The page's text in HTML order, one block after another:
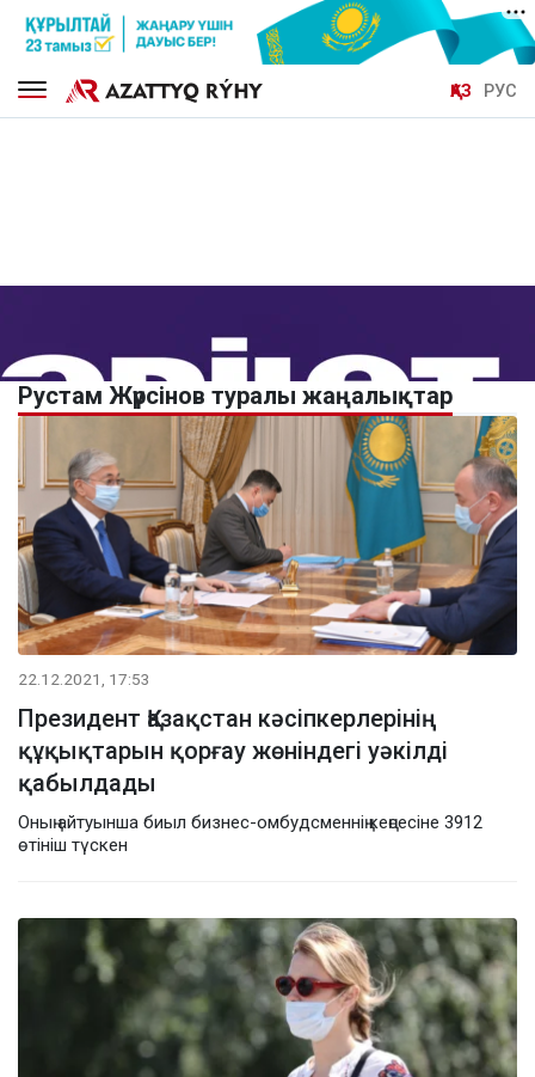
ҚАЗ РУС
Рустам Жүрсінов туралы жаңалықтар
22.12.2021, 17:53
Президент Қазақстан кәсіпкерлерінің
құқықтарын қорғау жөніндегі уәкілді
қабылдады
Оның айтуынша биыл бизнес-омбудсменнің кеңсесіне 3912
өтініш түскен